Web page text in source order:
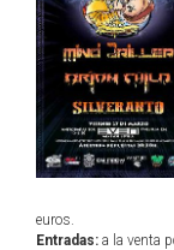
euros.
Entradas: a la venta